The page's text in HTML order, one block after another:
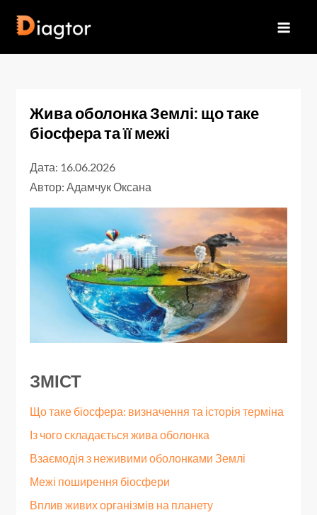
Жива оболонка Землі: що таке
біосфера та її межі
Дата: 16.06.2026
Автор:Адамчук Оксана
ЗМІСТ
Що таке біосфера: визначення та історія терміна
Із чого складається жива оболонка
Взаємодія з неживими оболонками Землі
Межі поширення біосфери
Вплив живих організмів на планету